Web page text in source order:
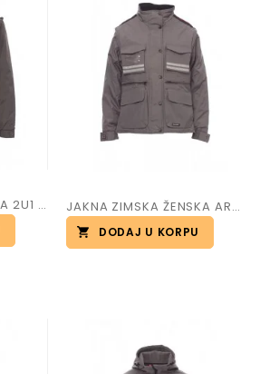
JAKNA ZIMSKA MUŠKA 2U1 ART.TORNADO JAKNA ZIMSKA ŽENSKA ART.TORNADO
DODAJ U KORPU